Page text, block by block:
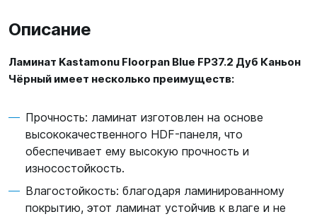
Описание
Ламинат Kastamonu Floorpan Blue FP37.2 Дуб Каньон
Чёрный имеет несколько преимуществ:
Прочность: ламинат изготовлен на основе
высококачественного HDF-панеля, что
обеспечивает ему высокую прочность и
износостойкость.
Влагостойкость: благодаря ламинированному
покрытию, этот ламинат устойчив к влаге и не